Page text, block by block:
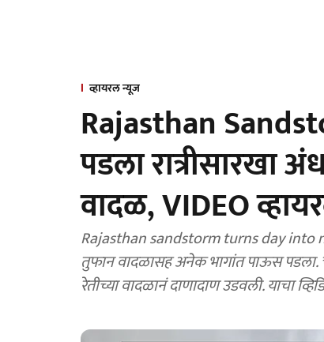
व्हायरल न्यूज
Rajasthan
पडला रात्रीसारखा
वादळ, VIDEO
Rajasthan sandstorm turns day into
तुफान वादळासह अनेक भागांत पाऊस
रेतीच्या वादळानं दाणादाण उडवली. याचा